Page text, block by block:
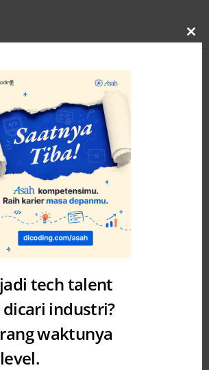
: Story of
tech talent
dicari industri?
waktunya